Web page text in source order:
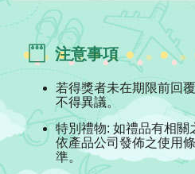
注意事項
若得獎者未在期限前回
不得異議。
特別禮物: 如禮品有相關
依產品公司發佈之使用
準。